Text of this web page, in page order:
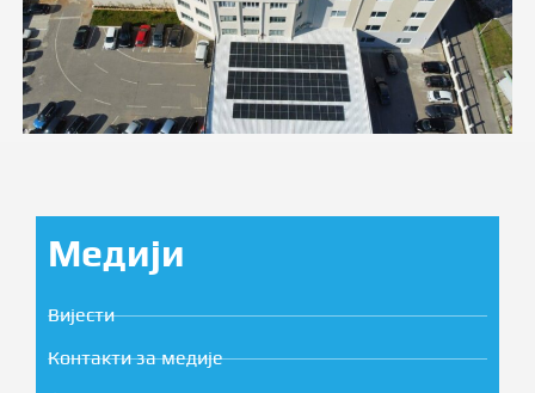
Медији
Вијести
Контакти за медије